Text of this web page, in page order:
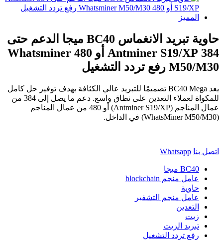
حاوية تبريد الانغماس BC40 ميجا الدعم حتى
384 Antminer S19/XP أو 480 Whatsminer
M50/M30 رفع تردد التشغيل
يعد BC40 Mega تصميمًا للتبريد عالي الكثافة بهدف توفير حل كامل
للمكواة لعملاء التعدين على نطاق واسع. دعم ما يصل إلى 384 من
عمال المناجم (Antminer S19/XP) أو 480 من عمال المناجم
(WhatsMiner M50/M30) في الداخل.
اتصل بنا Whatsapp
BC40 ميجا
عامل منجم blockchain
حاوية
عامل منجم التشفير
التعدين
زيت
تبريد الزيت
رفع تردد التشغيل